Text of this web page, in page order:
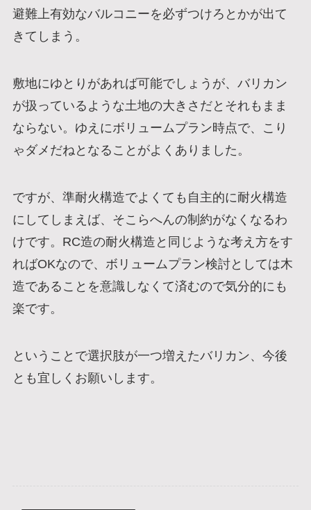
避難上有効なバルコニーを必ずつけろとかが出て
きてしまう。
敷地にゆとりがあれば可能でしょうが、バリカン
が扱っているような土地の大きさだとそれもまま
ならない。ゆえにボリュームプラン時点で、こり
ゃダメだねとなることがよくありました。
ですが、準耐火構造でよくても自主的に耐火構造
にしてしまえば、そこらへんの制約がなくなるわ
けです。RC造の耐火構造と同じような考え方をす
ればOKなので、ボリュームプラン検討としては木
造であることを意識しなくて済むので気分的にも
楽です。
ということで選択肢が一つ増えたバリカン、今後
とも宜しくお願いします。